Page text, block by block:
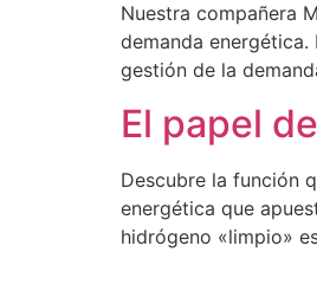
Nuestra compañera
demanda energética.
gestión de la
El papel
Descubre la función
energética que
hidrógeno «limpio»